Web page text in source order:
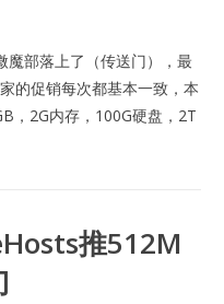
部落上了（传送门），最
的促销每次都基本一致，本
，2G内存，100G硬盘，2T
推512M